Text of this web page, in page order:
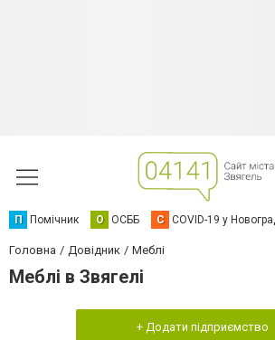
П Помічник О ОСББ C COVID-19 у
Головна Довідник Меблі
Меблі в Звягелі
+ Додати підприємство